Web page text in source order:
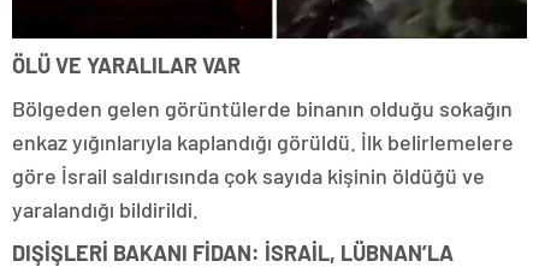
ÖLÜ VE YARALILAR VAR
Bölgeden gelen görüntülerde binanın olduğu sokağın
enkaz yığınlarıyla kaplandığı görüldü. İlk belirlemelere
göre İsrail saldırısında çok sayıda kişinin öldüğü ve
yaralandığı bildirildi.
DIŞİŞLERİ BAKANI FİDAN: İSRAİL, LÜBNAN’LA